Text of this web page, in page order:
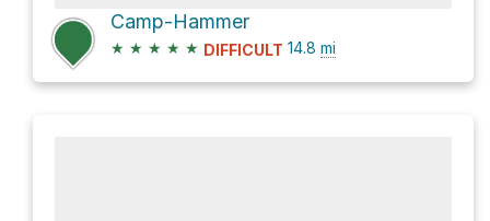
Camp-Hammer
★ ★ ★ ★ ★ DIFFICULT 14.8 mi